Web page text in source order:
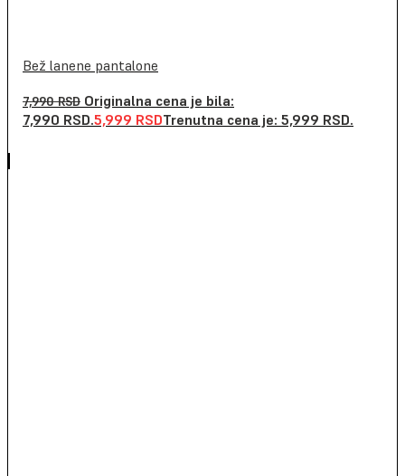
Bež lanene pantalone
7,990RSD Originalna cena je bila:
7,990 RSD.5,999 RSDTrenutna cena je: 5,999 RSD.